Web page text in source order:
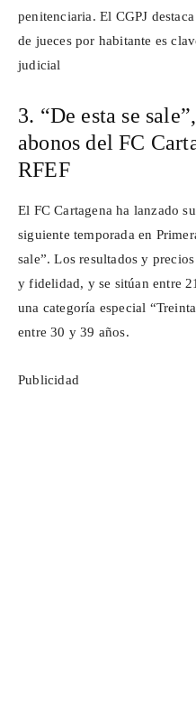
penitenciaria. El CGPJ
de jueces por habitante es
judicial
3. “De esta se
abonos del FC
RFEF
El FC Cartagena ha lanzado
siguiente temporada en
sale”. Los resultados y
y fidelidad, y se sitúan entre
una categoría especial
entre 30 y 39 años.
Publicidad